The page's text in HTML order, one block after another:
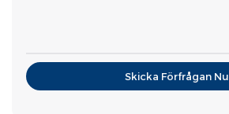
Skicka Förfrågan Nu